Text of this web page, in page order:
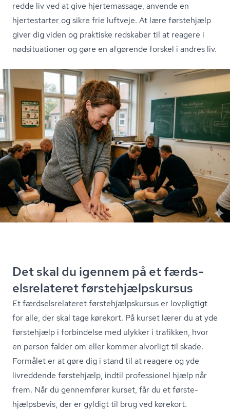
redde liv ved at give hjertemassage, anvende en
hjertestarter og sikre frie luftveje. At lære førstehjælp
giver dig viden og praktiske redskaber til at reagere i
nødsituationer og gøre en afgørende forskel i andres liv.
Det skal du igennem på et færds­
els­re­la­te­ret første­hjælp­s­kur­sus
Et færds­els­re­la­te­ret første­hjælp­s­kur­sus er lovpligtigt
for alle, der skal tage kørekort. På kurset lærer du at yde
førstehjælp i forbindelse med ulykker i trafikken, hvor
en person falder om eller kommer alvorligt til skade.
Formålet er at gøre dig i stand til at reagere og yde
livreddende førstehjælp, indtil professionel hjælp når
frem. Når du gennemfører kurset, får du et første­
hjælps­be­vis, der er gyldigt til brug ved kørekort.